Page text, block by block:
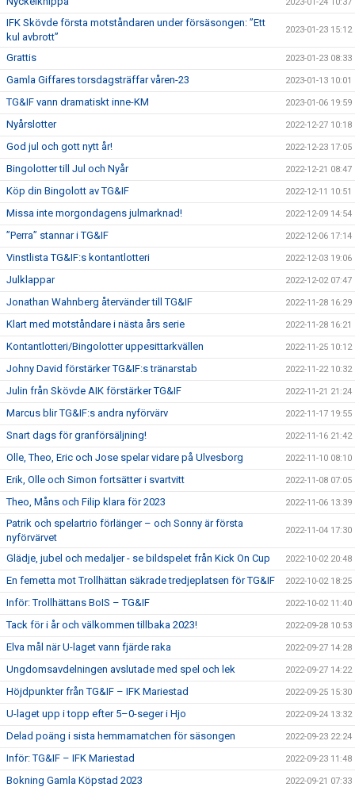
IFK Skövde första motståndaren under försäsongen: ”Ett
kul avbrott”
2023-01-23 15:12
Grattis 2023-01-23 08:33
Gamla Giffares torsdagsträffar våren-23 2023-01-13 10:01
TG&IF vann dramatiskt inne-KM 2023-01-06 19:59
Nyårslotter 2022-12-27 10:18
God jul och gott nytt år! 2022-12-23 17:05
Bingolotter till Jul och Nyår 2022-12-21 08:47
Köp din Bingolott av TG&IF 2022-12-11 10:51
Missa inte morgondagens julmarknad! 2022-12-09 14:54
”Perra” stannar i TG&IF 2022-12-06 17:14
Vinstlista TG&IF:s kontantlotteri 2022-12-03 19:06
Julklappar 2022-12-02 07:47
Jonathan Wahnberg återvänder till TG&IF 2022-11-28 16:29
Klart med motståndare i nästa års serie 2022-11-28 16:21
Kontantlotteri/Bingolotter uppesittarkvällen 2022-11-25 10:12
Johny David förstärker TG&IF:s tränarstab 2022-11-22 10:32
Julin från Skövde AIK förstärker TG&IF 2022-11-21 21:24
Marcus blir TG&IF:s andra nyförvärv 2022-11-17 19:55
Snart dags för granförsäljning! 2022-11-16 21:42
Olle, Theo, Eric och Jose spelar vidare på Ulvesborg 2022-11-10 08:10
Erik, Olle och Simon fortsätter i svartvitt 2022-11-08 07:05
Theo, Måns och Filip klara för 2023 2022-11-06 13:39
Patrik och spelartrio förlänger – och Sonny är första
nyförvärvet
2022-11-04 17:30
Glädje, jubel och medaljer - se bildspelet från Kick On Cup 2022-10-02 20:48
En femetta mot Trollhättan säkrade tredjeplatsen för TG&IF 2022-10-02 18:25
Inför: Trollhättans BoIS – TG&IF 2022-10-02 11:40
Tack för i år och välkommen tillbaka 2023! 2022-09-28 10:53
Elva mål när U-laget vann fjärde raka 2022-09-27 14:28
Ungdomsavdelningen avslutade med spel och lek 2022-09-27 14:22
Höjdpunkter från TG&IF – IFK Mariestad 2022-09-25 15:30
U-laget upp i topp efter 5–0-seger i Hjo 2022-09-24 13:32
Delad poäng i sista hemmamatchen för säsongen 2022-09-23 22:24
Inför: TG&IF – IFK Mariestad 2022-09-23 11:48
Bokning Gamla Köpstad 2023 2022-09-21 07:33